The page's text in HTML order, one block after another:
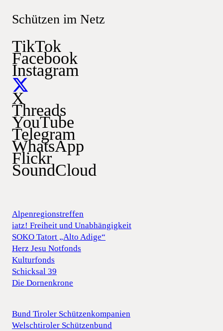
Schützen im Netz
TikTok
Facebook
Instagram
X
Threads
YouTube
Telegram
WhatsApp
Flickr
SoundCloud
Alpenregionstreffen
iatz! Freiheit und Unabhängigkeit
SOKO Tatort „Alto Adige“
Herz Jesu Notfonds
Kulturfonds
Schicksal 39
Die Dornenkrone
Bund Tiroler Schützenkompanien
Welschtiroler Schützenbund